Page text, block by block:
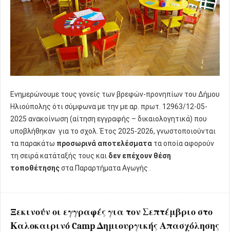
Ενημερώνουμε τους γονείς των βρεφών-προνηπίων του Δήμου
Ηλιούπολης ότι σύμφωνα με την με αρ. πρωτ. 12963/12-05-
2025 ανακοίνωση (αίτηση εγγραφής – δικαιολογητικά) που
υποβλήθηκαν για το σχολ. Έτος 2025-2026, γνωστοποιούνται
τα παρακάτω προσωρινά αποτελέσματα τα οποία αφορούν
τη σειρά κατάταξής τους και δεν επέχουν θέση
τοποθέτησηςστα Παραρτήματα Αγωγής .
Ξεκινούν οι εγγραφές για τον Σεπτέμβριο στο
Καλοκαιρινό Camp Δημιουργικής Απασχόλησης